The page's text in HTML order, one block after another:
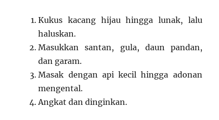
Kukus kacang hijau hingga lunak, lalu
haluskan.
Masukkan santan, gula, daun pandan,
dan garam.
Masak dengan api kecil hingga adonan
mengental.
Angkat dan dinginkan.